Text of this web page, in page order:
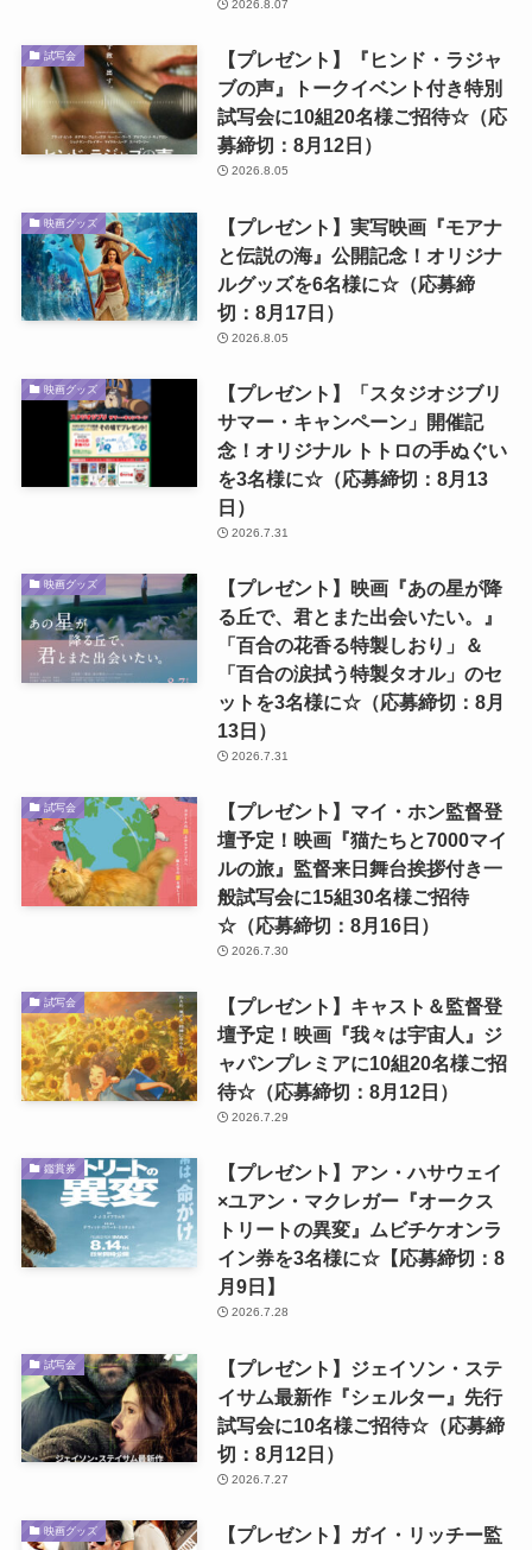
2026.8.07
試写会
【プレゼント】『ヒンド・ラジャ
ブの声』トークイベント付き特別
試写会に10組20名様ご招待☆（応
募締切：8月12日）
2026.8.05
映画グッズ
【プレゼント】実写映画『モアナ
と伝説の海』公開記念！オリジナ
ルグッズを6名様に☆（応募締
切：8月17日）
2026.8.05
映画グッズ
【プレゼント】「スタジオジブリ
サマー・キャンペーン」開催記
念！オリジナル トトロの手ぬぐい
を3名様に☆（応募締切：8月13
日）
2026.7.31
映画グッズ
【プレゼント】映画『あの星が降
る丘で、君とまた出会いたい。』
「百合の花香る特製しおり」＆
「百合の涙拭う特製タオル」のセ
ットを3名様に☆（応募締切：8月
13日）
2026.7.31
試写会
【プレゼント】マイ・ホン監督登
壇予定！映画『猫たちと7000マイ
ルの旅』監督来日舞台挨拶付き一
般試写会に15組30名様ご招待
☆（応募締切：8月16日）
2026.7.30
試写会
【プレゼント】キャスト＆監督登
壇予定！映画『我々は宇宙人』ジ
ャパンプレミアに10組20名様ご招
待☆（応募締切：8月12日）
2026.7.29
鑑賞券
【プレゼント】アン・ハサウェイ
×ユアン・マクレガー『オークス
トリートの異変』ムビチケオンラ
イン券を3名様に☆【応募締切：8
月9日】
2026.7.28
試写会
【プレゼント】ジェイソン・ステ
イサム最新作『シェルター』先行
試写会に10名様ご招待☆（応募締
切：8月12日）
2026.7.27
映画グッズ
【プレゼント】ガイ・リッチー監